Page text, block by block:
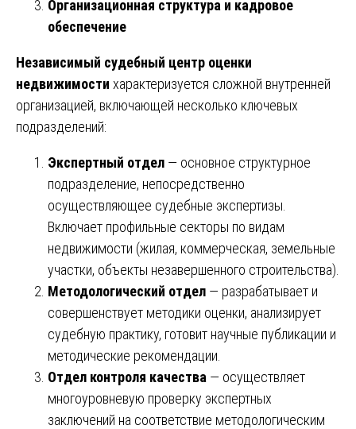
Организационная структура и кадровое
обеспечение
Независимый судебный центр оценки
недвижимости характеризуется сложной внутренней
организацией, включающей несколько ключевых
подразделений:
Экспертный отдел — основное структурное
подразделение, непосредственно
осуществляющее судебные экспертизы.
Включает профильные секторы по видам
недвижимости (жилая, коммерческая, земельные
участки, объекты незавершенного строительства).
Методологический отдел — разрабатывает и
совершенствует методики оценки, анализирует
судебную практику, готовит научные публикации и
методические рекомендации.
Отдел контроля качества — осуществляет
многоуровневую проверку экспертных
заключений на соответствие методологическим